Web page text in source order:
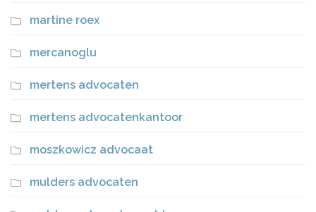
martine roex
mercanoglu
mertens advocaten
mertens advocatenkantoor
moszkowicz advocaat
mulders advocaten